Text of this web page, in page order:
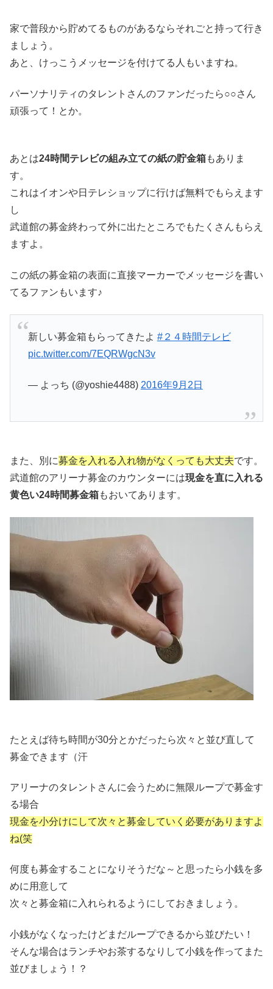
家で普段から貯めてるものがあるならそれごと持って行き
ましょう。
あと、けっこうメッセージを付けてる人もいますね。
パーソナリティのタレントさんのファンだったら○○さん
頑張って！とか。
あとは24時間テレビの組み立ての紙の貯金箱もありま
す。
これはイオンや日テレショップに行けば無料でもらえます
し
武道館の募金終わって外に出たところでもたくさんもらえ
ますよ。
この紙の募金箱の表面に直接マーカーでメッセージを書い
てるファンもいます♪
新しい募金箱もらってきたよ #２４時間テレビ
pic.twitter.com/7EQRWgcN3v
— よっち (@yoshie4488) 2016年9月2日
また、別に募金を入れる入れ物がなくっても大丈夫です。
武道館のアリーナ募金のカウンターには現金を直に入れる
黄色い24時間募金箱もおいてあります。
たとえば待ち時間が30分とかだったら次々と並び直して
募金できます（汗
アリーナのタレントさんに会うために無限ループで募金す
る場合
現金を小分けにして次々と募金していく必要がありますよ
ね(笑
何度も募金することになりそうだな～と思ったら小銭を多
めに用意して
次々と募金箱に入れられるようにしておきましょう。
小銭がなくなったけどまだループできるから並びたい！
そんな場合はランチやお茶するなりして小銭を作ってまた
並びましょう！？